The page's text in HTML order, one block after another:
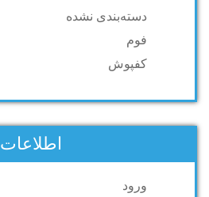
دسته‌بندی نشده
فوم
کفپوش
اطلاعات
ورود